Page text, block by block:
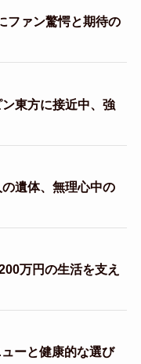
ファン驚愕と期待の
東方に接近中、強
遺体、無理心中の
万円の生活を支え
ーと健康的な選び